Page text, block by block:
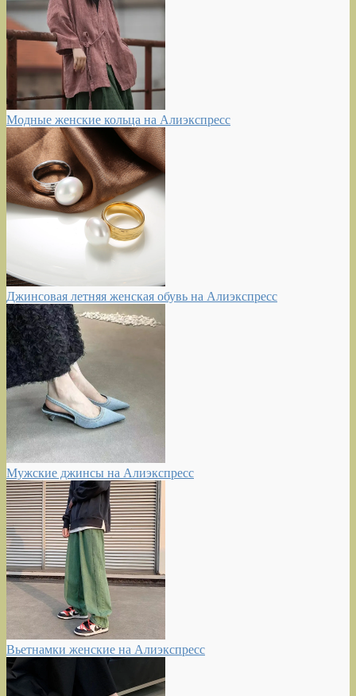
Модные женские кольца на Алиэкспресс
Джинсовая летняя женская обувь на Алиэкспресс
Мужские джинсы на Алиэкспресс
Вьетнамки женские на Алиэкспресс